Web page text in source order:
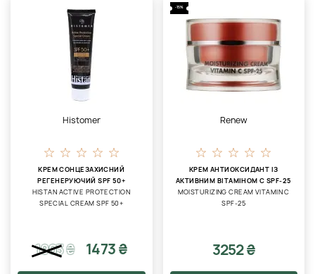
Histomer
КРЕМ СОНЦЕЗАХИСНИЙ
РЕГЕНЕРУЮЧИЙ SPF 50+
HISTAN ACTIVE PROTECTION
SPECIAL CREAM SPF 50+
1903₴ 1473 ₴
-15%
Renew
КРЕМ АНТИОКСИДАНТ ІЗ
АКТИВНИМ ВІТАМІНОМ С SPF-25
MOISTURIZING CREAM VITAMIN C
SPF-25
3252 ₴